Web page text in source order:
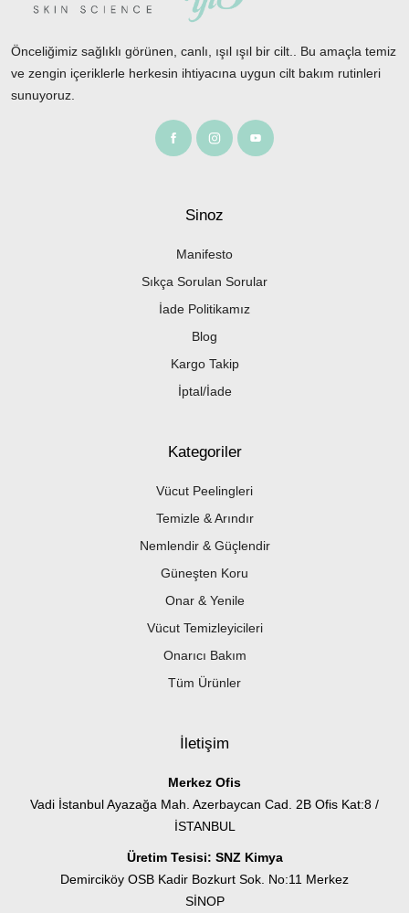
Önceliğimiz sağlıklı görünen, canlı, ışıl ışıl bir cilt.. Bu amaçla temiz
ve zengin içeriklerle herkesin ihtiyacına uygun cilt bakım rutinleri
sunuyoruz.
Sinoz
Manifesto
Sıkça Sorulan Sorular
İade Politikamız
Blog
Kargo Takip
İptal/İade
Kategoriler
Vücut Peelingleri
Temizle & Arındır
Nemlendir & Güçlendir
Güneşten Koru
Onar & Yenile
Vücut Temizleyicileri
Onarıcı Bakım
Tüm Ürünler
İletişim
Merkez Ofis
Vadi İstanbul Ayazağa Mah. Azerbaycan Cad. 2B Ofis Kat:8 /
İSTANBUL
Üretim Tesisi: SNZ Kimya
Demirciköy OSB Kadir Bozkurt Sok. No:11 Merkez
SİNOP